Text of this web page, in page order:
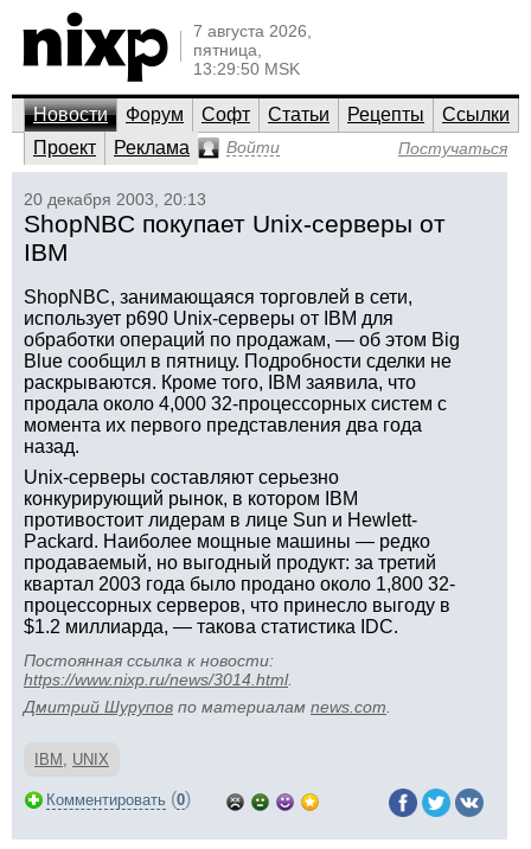
7 августа 2026,
пятница,
13:29:50 MSK
Новости Форум Софт Статьи Рецепты
Ссылки
Проект
Реклама Войти Постучаться
20 декабря 2003, 20:13
ShopNBC покупает Unix-серверы от
IBM
ShopNBC, занимающаяся торговлей в сети,
использует p690 Unix-серверы от IBM для
обработки операций по продажам, — об этом Big
Blue сообщил в пятницу. Подробности сделки не
раскрываются. Кроме того, IBM заявила, что
продала около 4,000 32-процессорных систем с
момента их первого представления два года
назад.
Unix-серверы составляют серьезно
конкурирующий рынок, в котором IBM
противостоит лидерам в лице Sun и Hewlett-
Packard. Наиболее мощные машины — редко
продаваемый, но выгодный продукт: за третий
квартал 2003 года было продано около 1,800 32-
процессорных серверов, что принесло выгоду в
$1.2 миллиарда, — такова статистика IDC.
Постоянная ссылка к новости:
https://www.nixp.ru/news/3014.html.
Дмитрий Шурупов по материалам news.com
IBM , UNIX
Комментировать (0)